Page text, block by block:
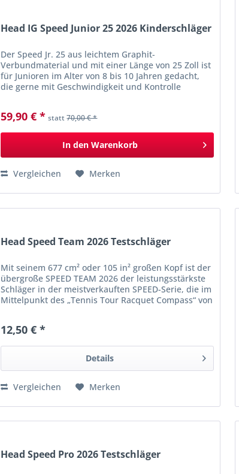
Head IG Speed Junior 25 2026 Kinderschläger
Der Speed Jr. 25 aus leichtem Graphit-
Verbundmaterial und mit einer Länge von 25 Zoll ist
für Junioren im Alter von 8 bis 10 Jahren gedacht,
die gerne mit Geschwindigkeit und Kontrolle
59,90 € * statt70,00 € *
In den Warenkorb
Vergleichen Merken
Head Speed Team 2026 Testschläger
Mit seinem 677 cm² oder 105 in² großen Kopf ist der
übergroße SPEED TEAM 2026 der leistungsstärkste
Schläger in der meistverkauften SPEED-Serie, die im
Mittelpunkt des „Tennis Tour Racquet Compass“ von
12,50 € *
Details
Vergleichen Merken
Head Speed Pro 2026 Testschläger